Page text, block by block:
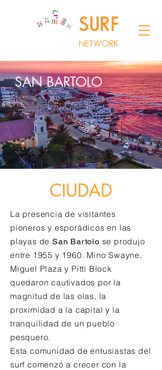
SAN BARTOLO
CIUDAD
La presencia de visitantes
pioneros y esporádicos en las
playas deSan Bartolo se produjo
entre 1955 y 1960. Mino Swayne,
Miguel Plaza y Pitti Block
quedaron cautivados por la
magnitud de las olas, la
proximidad a la capital y la
tranquilidad de un pueblo
pesquero.
Esta comunidad de entusiastas del
surf comenzó a crecer con la